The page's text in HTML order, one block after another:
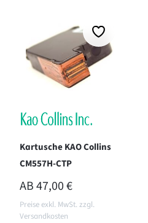
Kartusche KAO Collins
CM557H-CTP
REGULÄRER PREIS:
AB47,00 €
Preise exkl. MwSt. zzgl.
Versandkosten